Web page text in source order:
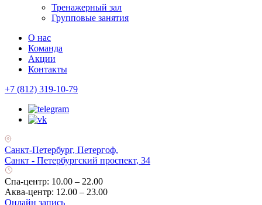
Тренажерный зал
Групповые занятия
О нас
Команда
Акции
Контакты
+7 (812) 319-10-79
Санкт-Петербург, Петергоф,
Санкт - Петербургский проспект, 34
Спа-центр: 10.00 – 22.00
Аква-центр: 12.00 – 23.00
Онлайн запись